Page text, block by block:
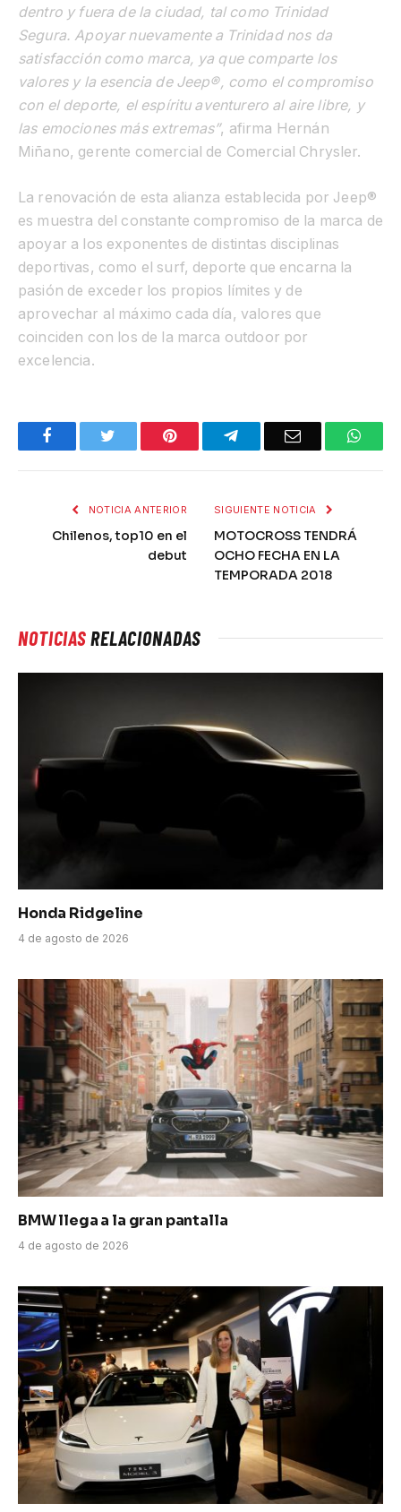
dentro y fuera de la ciudad, tal como Trinidad
Segura. Apoyar nuevamente a Trinidad nos da
satisfacción como marca, ya que comparte los
valores y la esencia de Jeep®, como el compromiso
con el deporte, el espíritu aventurero al aire libre, y
las emociones más extremas”, afirma Hernán
Miñano, gerente comercial de Comercial Chrysler.
La renovación de esta alianza establecida por Jeep®
es muestra del constante compromiso de la marca de
apoyar a los exponentes de distintas disciplinas
deportivas, como el surf, deporte que encarna la
pasión de exceder los propios límites y de
aprovechar al máximo cada día, valores que
coinciden con los de la marca outdoor por
excelencia.
Facebook Pinterest TelegramEmail
NOTICIA ANTERIOR
Chilenos, top10 en el
debut
SIGUIENTE NOTICIA
MOTOCROSS TENDRÁ
OCHO FECHA EN LA
TEMPORADA 2018
NOTICIASRELACIONADAS
Honda Ridgeline
4 de agosto de 2026
BMW llega a la gran pantalla
4 de agosto de 2026